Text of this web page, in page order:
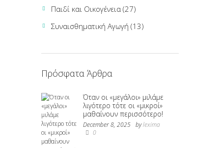
Παιδί και Οικογένεια (27)
Συναισθηματική Αγωγή (13)
Πρόσφατα Άρθρα
Όταν οι «μεγάλοι» μιλάμε
λιγότερο τότε οι «μικροί»
μαθαίνουν περισσότερο!
December 8, 2025 bylexima
0